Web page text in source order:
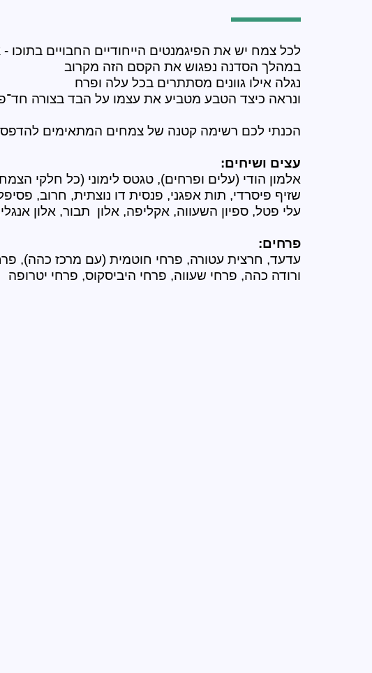
לכל צמח יש את הפיגמנטים הייחודיים החבויים
במהלך הסדנה נפגוש את הקסם הזה מקרוב
נגלה אילו גוונים מסתתרים בכל עלה ופרח
ונראה כיצד הטבע מטביע את עצמו על הבד בצורה
הכנתי לכם רשימה קטנה של צמחים המתאימים להדפס
עצים ושיחים:
עלי פטל, ספיון השעווה, אקליפה, אלון  תבור, אלון
פרחים:
ורודה כהה, פרחי שעווה, פרחי היביסקוס, פרחי יטרופה